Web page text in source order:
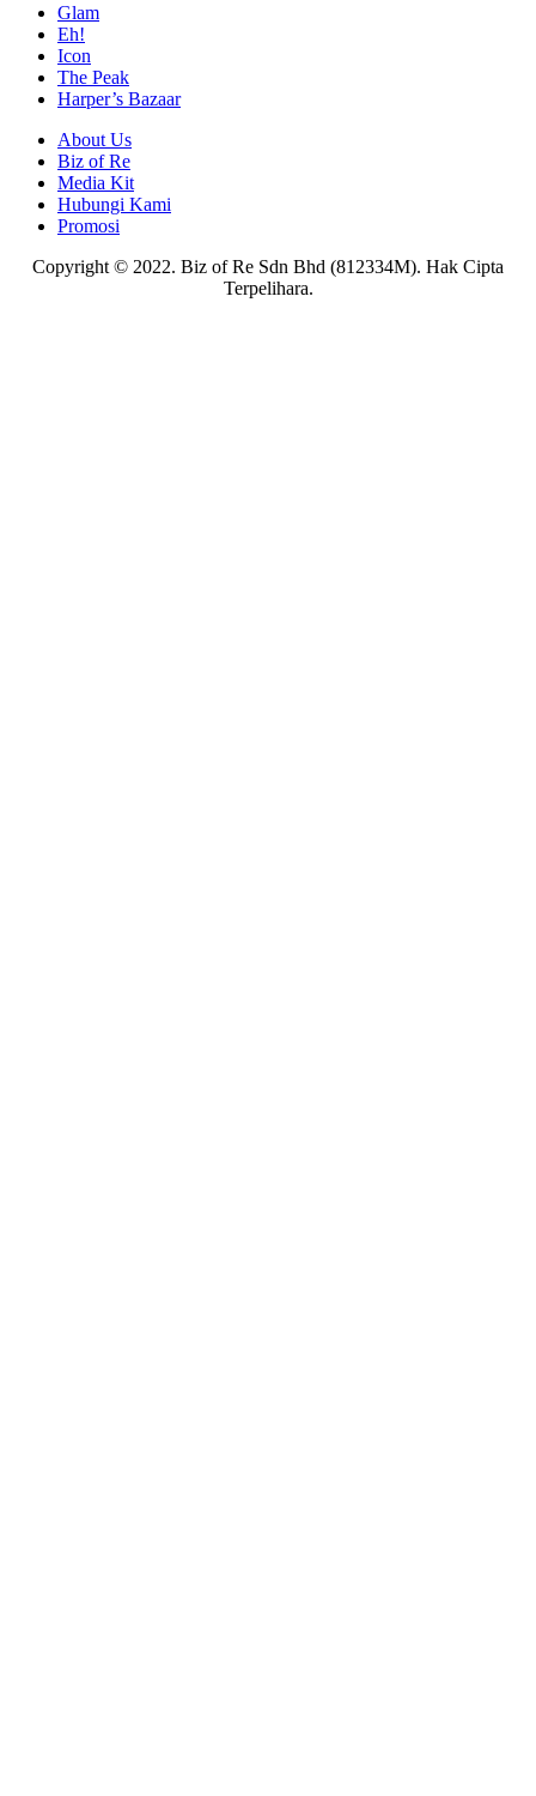
Glam
Eh!
Icon
The Peak
Harper’s Bazaar
About Us
Biz of Re
Media Kit
Hubungi Kami
Promosi
Copyright © 2022. Biz of Re Sdn Bhd (812334M). Hak Cipta
Terpelihara.